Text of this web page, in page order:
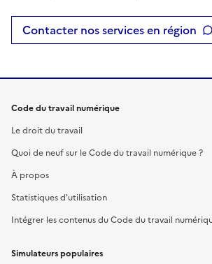
Contacter nos services en région
Code du travail numérique
Le droit du travail
Quoi de neuf sur le Code du travail numérique ?
À propos
Statistiques d'utilisation
Intégrer les contenus du Code du travail
Simulateurs populaires